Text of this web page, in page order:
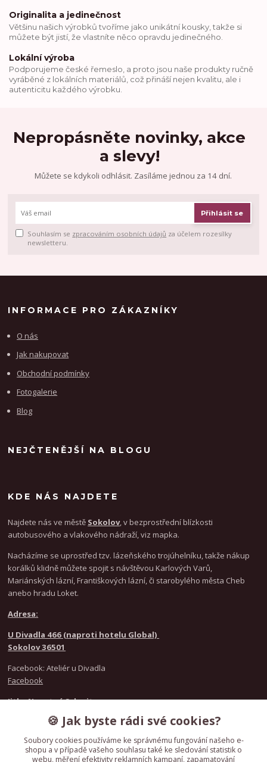
Originalita a jedinečnost
Většinu našich výrobků tvoříme jako unikátní kousky, takže si
můžete být jistí, že vlastníte něco opravdu jedinečného.
Lokální výroba
Podporujeme české řemeslo, a proto jsou naše produkty ručně
vyráběné z lokálních materiálů, což přináší nejen kvalitu, ale i
autenticitu každého výrobku.
Nepropásněte novinky, akce
a slevy!
Můžete se kdykoli odhlásit. Zasíláme jednou za 14 dní.
Přihlásit se
Souhlasím se zpracováním osobních údajů za účelem rozesílky
newsletteru.
INFORMACE PRO ZÁKAZNÍKY
O nás
Jak nakupovat
Obchodní podmínky
Fotogalerie
Blog
NEJČTENĚJŠÍ NA BLOGU
KDE NÁS NAJDETE
Najdete nás ve městě Sokolov, v bezprostřední blízkosti
autobusového a vlakového nádraží, viz mapka.
Nacházíme se uprostřed tzv. lázeňského trojúhelníku, takže nákup
korálků klidně můžete spojit s návštěvou Karlových Varů,
Mariánských lázní, Františkových lázní, či starobylého města Cheb
anebo hradu Loket.
Adresa:
U Divadla 466 (naproti hotelu Global)
Sokolov 36501
Facebook: Ateliér u Divadla
Facebook
Jitka Novotná Schmitz
+420 777 021 916
Nicole Kunzeová
+420 720 986 846
61783358
🍪 Jak byste rádi své cookies?
Soubory cookies používáme ke správnému fungování našeho e-
shopu a v případě vašeho souhlasu také ke sledování statistik o
webu, měření efektivity reklamních kampaní, zapamatování